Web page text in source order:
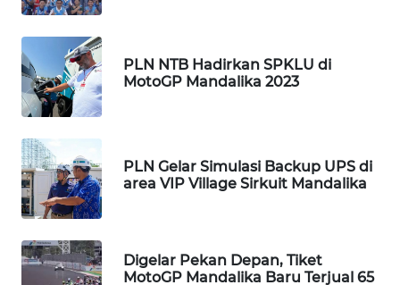
PLN NTB Hadirkan SPKLU di
MotoGP Mandalika 2023
PLN Gelar Simulasi Backup UPS di
area VIP Village Sirkuit Mandalika
Digelar Pekan Depan, Tiket
MotoGP Mandalika Baru Terjual 65
WISATA
LAPAK
WAHANA
Wahana
Network
KONSUMEN
LISTRIK
MASYARAKAT
KELISTRIKAN